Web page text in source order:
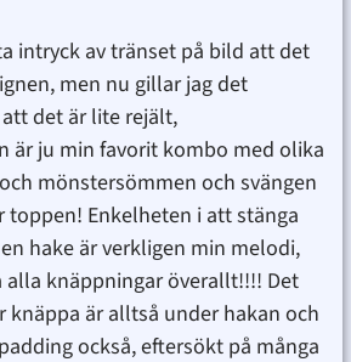
intryck av tränset på bild att det
men nu gillar jag det
det är lite rejält,
är ju min favorit kombo med olika
mönstersömmen och svängen
toppen! Enkelheten i att stänga
hake är verkligen min melodi,
knäppningar överallt!!!! Det
knäppa är alltså under hakan och
också, eftersökt på många